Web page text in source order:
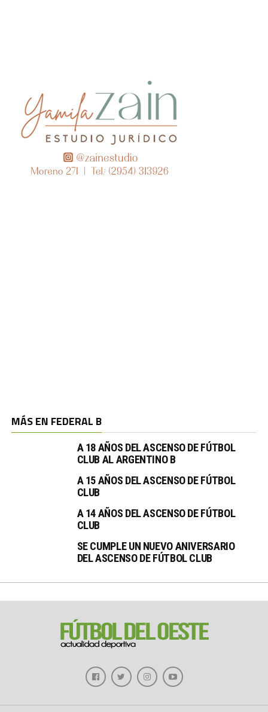
MÁS EN FEDERAL B
A 18 AÑOS DEL ASCENSO DE FÚTBOL
CLUB AL ARGENTINO B
A 15 AÑOS DEL ASCENSO DE FÚTBOL
CLUB
A 14 AÑOS DEL ASCENSO DE FÚTBOL
CLUB
SE CUMPLE UN NUEVO ANIVERSARIO
DEL ASCENSO DE FÚTBOL CLUB